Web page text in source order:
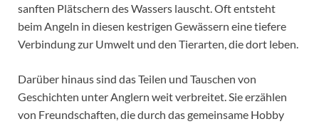
sanften Plätschern des Wassers lauscht. Oft entsteht
beim Angeln in diesen kestrigen Gewässern eine tiefere
Verbindung zur Umwelt und den Tierarten, die dort leben.
Darüber hinaus sind das Teilen und Tauschen von
Geschichten unter Anglern weit verbreitet. Sie erzählen
von Freundschaften, die durch das gemeinsame Hobby